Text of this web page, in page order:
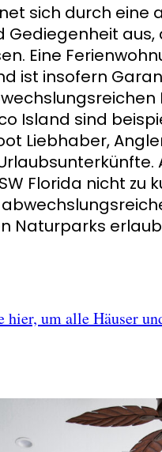
sich durch
Gediegenheit
Eine
ist insofern
Island sind
Liebhaber,
Florida nicht zu
Naturparks
um alle Häuser